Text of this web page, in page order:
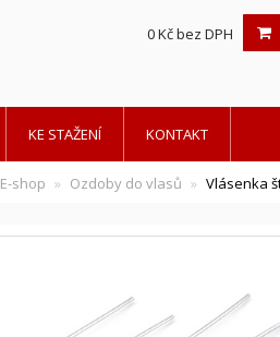
0 Kč bez DPH
KE STAŽENÍ KONTAKT
E-shop Ozdoby do vlasů Vlásenka